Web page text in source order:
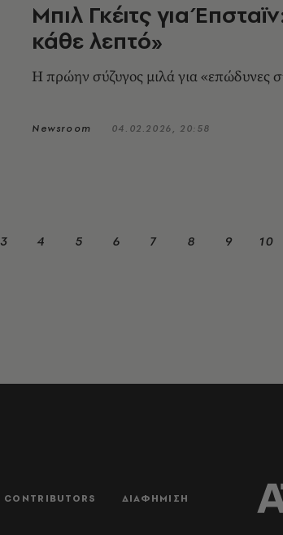
Μπιλ Γκέιτς για
κάθε λεπτό»
Η πρώην σύζυγος μιλά για «επώδυνες
Newsroom 04.02.2026, 20:58
3 4 5 6 7 8 9 10
CONTRIBUTORS ΔΙΑΦΗΜΙΣΗ